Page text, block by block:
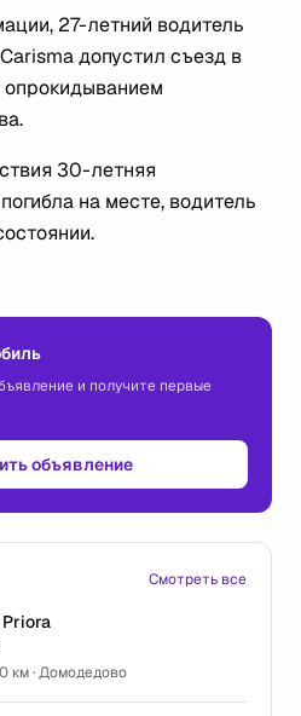
27-летний водитель
допустил съезд в
30-летняя
на месте, водитель
и получите первые
объявление
Смотреть все
км · Домодедово